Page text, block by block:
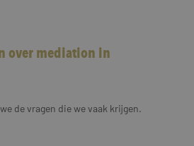
over mediation in
de vragen die we vaak krijgen.